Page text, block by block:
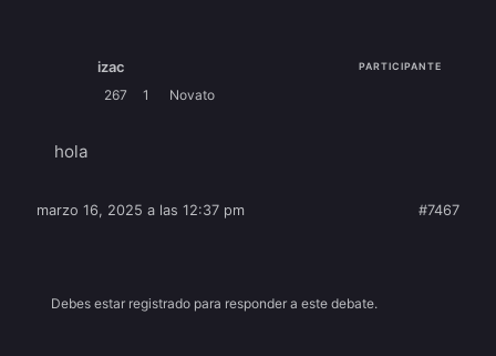
izac PARTICIPANTE
267 1 Novato
hola
marzo 16, 2025 a las 12:37 pm #7467
Debes estar registrado para responder a este debate.